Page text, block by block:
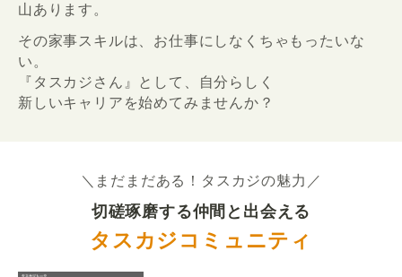
山あります。
その家事スキルは、お仕事にしなくちゃもったいな
い。
『タスカジさん』として、自分らしく
新しいキャリアを始めてみませんか？
＼まだまだある！タスカジの魅力／
切磋琢磨する仲間と出会える
タスカジコミュニティ